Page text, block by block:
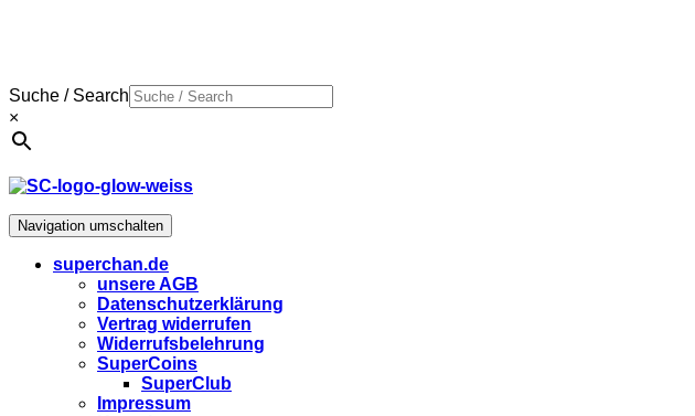
Suche / Search
×
Navigation umschalten
superchan.de
unsere AGB
Datenschutzerklärung
Vertrag widerrufen
Widerrufsbelehrung
SuperCoins
SuperClub
Impressum